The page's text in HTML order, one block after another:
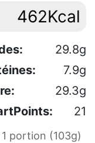
462Kcal
29.8g
7.9g
29.3g
21
portion (103g)